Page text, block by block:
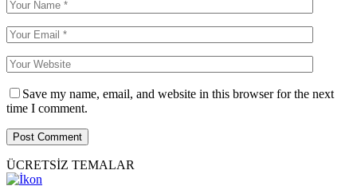
Save my name, email, and website in this browser for the next
time I comment.
ÜCRETSİZ TEMALAR